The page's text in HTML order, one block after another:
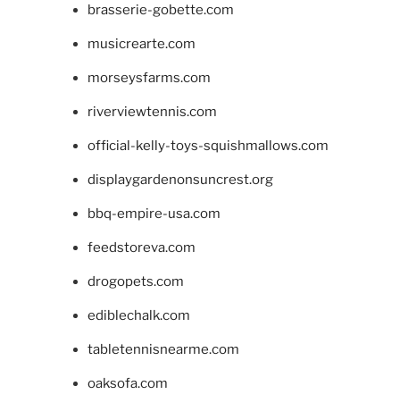
brasserie-gobette.com
musicrearte.com
morseysfarms.com
riverviewtennis.com
official-kelly-toys-squishmallows.com
displaygardenonsuncrest.org
bbq-empire-usa.com
feedstoreva.com
drogopets.com
ediblechalk.com
tabletennisnearme.com
oaksofa.com